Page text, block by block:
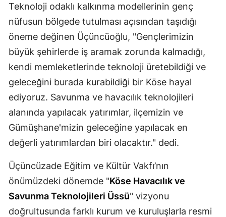
Teknoloji odaklı kalkınma modellerinin genç
nüfusun bölgede tutulması açısından taşıdığı
öneme değinen Üçüncüoğlu, "Gençlerimizin
büyük şehirlerde iş aramak zorunda kalmadığı,
kendi memleketlerinde teknoloji üretebildiği ve
geleceğini burada kurabildiği bir Köse hayal
ediyoruz. Savunma ve havacılık teknolojileri
alanında yapılacak yatırımlar, ilçemizin ve
Gümüşhane'mizin geleceğine yapılacak en
değerli yatırımlardan biri olacaktır." dedi.
Üçüncüzade Eğitim ve Kültür Vakfı’nın
önümüzdeki dönemde "Köse Havacılık ve
Savunma Teknolojileri Üssü" vizyonu
doğrultusunda farklı kurum ve kuruluşlarla resmi